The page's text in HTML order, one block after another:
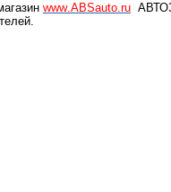
www.ABSauto.ru